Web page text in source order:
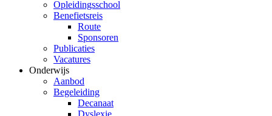
Opleidingsschool
Benefietsreis
Route
Sponsoren
Publicaties
Vacatures
Onderwijs
Aanbod
Begeleiding
Decanaat
Dyslexie